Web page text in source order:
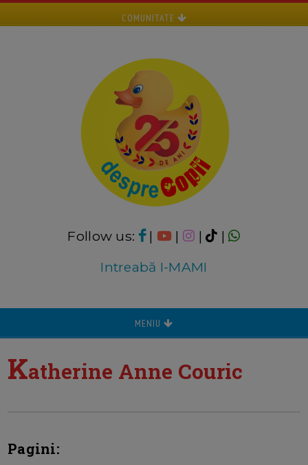
COMUNITATE
Follow us: | | |
|
Intreabă I-MAMI
MENIU
Katherine Anne Couric
Pagini: